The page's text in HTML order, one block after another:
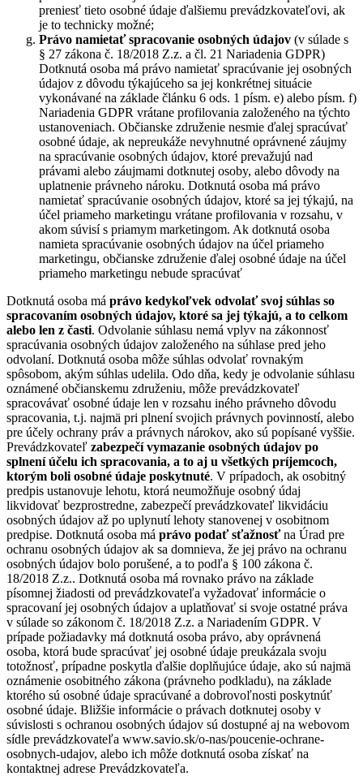
preniesť tieto osobné údaje ďalšiemu prevádzkovateľovi, ak
je to technicky možné;
Právo namietať spracovanie osobných údajov (v súlade s
§ 27 zákona č. 18/2018 Z.z. a čl. 21 Nariadenia GDPR)
Dotknutá osoba má právo namietať spracúvanie jej osobných
údajov z dôvodu týkajúceho sa jej konkrétnej situácie
vykonávané na základe článku 6 ods. 1 písm. e) alebo písm. f)
Nariadenia GDPR vrátane profilovania založeného na týchto
ustanoveniach. Občianske združenie nesmie ďalej spracúvať
osobné údaje, ak nepreukáže nevyhnutné oprávnené záujmy
na spracúvanie osobných údajov, ktoré prevažujú nad
právami alebo záujmami dotknutej osoby, alebo dôvody na
uplatnenie právneho nároku. Dotknutá osoba má právo
namietať spracúvanie osobných údajov, ktoré sa jej týkajú, na
účel priameho marketingu vrátane profilovania v rozsahu, v
akom súvisí s priamym marketingom. Ak dotknutá osoba
namieta spracúvanie osobných údajov na účel priameho
marketingu, občianske združenie ďalej osobné údaje na účel
priameho marketingu nebude spracúvať
Dotknutá osoba má právo kedykoľvek odvolať svoj súhlas so
spracovaním osobných údajov, ktoré sa jej týkajú, a to celkom
alebo len z časti. Odvolanie súhlasu nemá vplyv na zákonnosť
spracúvania osobných údajov založeného na súhlase pred jeho
odvolaní. Dotknutá osoba môže súhlas odvolať rovnakým
spôsobom, akým súhlas udelila. Odo dňa, kedy je odvolanie súhlasu
oznámené občianskemu združeniu, môže prevádzkovateľ
spracovávať osobné údaje len v rozsahu iného právneho dôvodu
spracovania, t.j. najmä pri plnení svojich právnych povinností, alebo
pre účely ochrany práv a právnych nárokov, ako sú popísané vyššie.
Prevádzkovateľ zabezpečí vymazanie osobných údajov po
splnení účelu ich spracovania, a to aj u všetkých príjemcoch,
ktorým boli osobné údaje poskytnuté. V prípadoch, ak osobitný
predpis ustanovuje lehotu, ktorá neumožňuje osobný údaj
likvidovať bezprostredne, zabezpečí prevádzkovateľ likvidáciu
osobných údajov až po uplynutí lehoty stanovenej v osobitnom
predpise. Dotknutá osoba má právo podať sťažnosťna Úrad pre
ochranu osobných údajov ak sa domnieva, že jej právo na ochranu
osobných údajov bolo porušené, a to podľa § 100 zákona č.
18/2018 Z.z.. Dotknutá osoba má rovnako právo na základe
písomnej žiadosti od prevádzkovateľa vyžadovať informácie o
spracovaní jej osobných údajov a uplatňovať si svoje ostatné práva
v súlade so zákonom č. 18/2018 Z.z. a Nariadením GDPR. V
prípade požiadavky má dotknutá osoba právo, aby oprávnená
osoba, ktorá bude spracúvať jej osobné údaje preukázala svoju
totožnosť, prípadne poskytla ďalšie doplňujúce údaje, ako sú najmä
oznámenie osobitného zákona (právneho podkladu), na základe
ktorého sú osobné údaje spracúvané a dobrovoľnosti poskytnúť
osobné údaje. Bližšie informácie o právach dotknutej osoby v
súvislosti s ochranou osobných údajov sú dostupné aj na webovom
sídle prevádzkovateľa www.savio.sk/o-nas/poucenie-ochrane-
osobnych-udajov, alebo ich môže dotknutá osoba získať na
kontaktnej adrese Prevádzkovateľa.